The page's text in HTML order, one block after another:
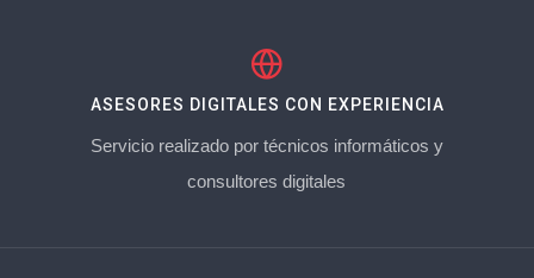
ASESORES DIGITALES CON EXPERIENCIA
Servicio realizado por técnicos informáticos y
consultores digitales